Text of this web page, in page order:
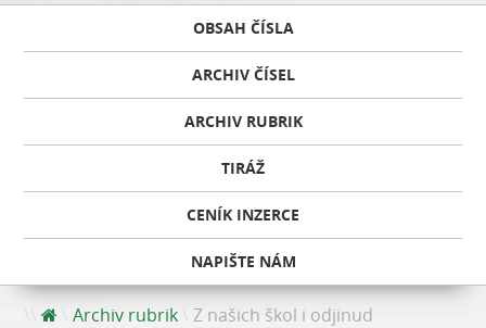
OBSAH ČÍSLA
ARCHIV ČÍSEL
ARCHIV RUBRIK
TIRÁŽ
CENÍK INZERCE
NAPIŠTE NÁM
Archiv rubrik Z našich škol i odjinud